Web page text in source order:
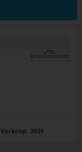
Verkoop: 2024